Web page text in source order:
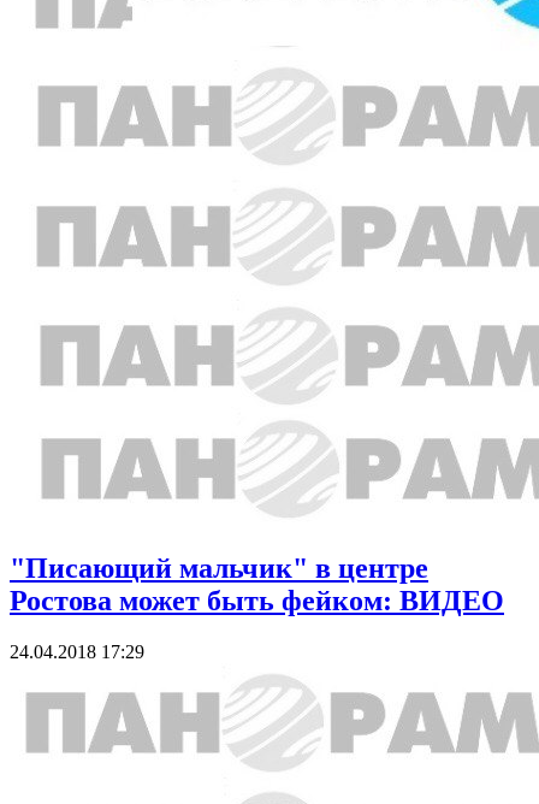
"Писающий мальчик" в центре
Ростова может быть фейком: ВИДЕО
24.04.2018 17:29